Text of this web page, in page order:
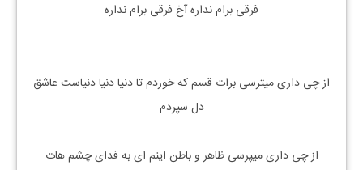
فرقی برام نداره آخ فرقی برام نداره
از چی داری میترسی برات قسم که خوردم تا دنیا دنیا دنیاست عاشق
دل سپردم
از چی داری میپرسی ظاهر و باطن اینم ای به فدای چشم هات